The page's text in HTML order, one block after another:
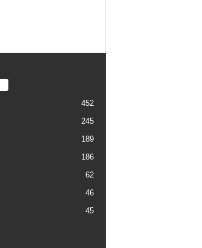
452
245
189
186
62
46
45